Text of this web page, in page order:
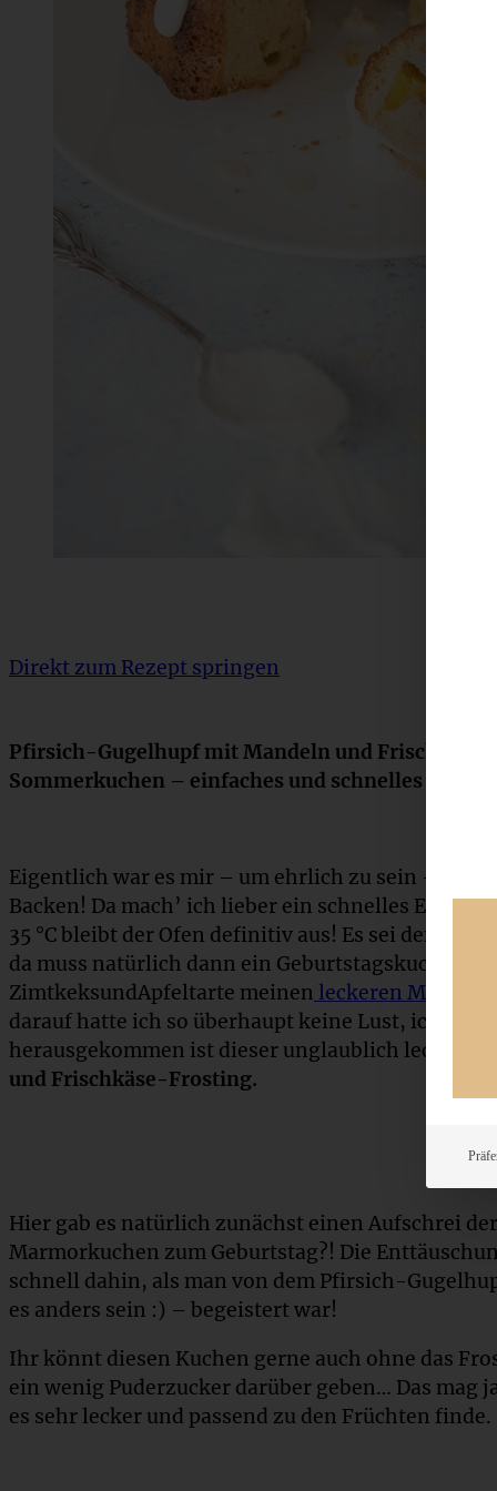
Direkt zum Rezept springen
Pfirsich-Gugelhupf mit Mandeln und
Sommerkuchen – einfaches und schnelles
Eigentlich war es mir – um ehrlich zu sein – in
Backen! Da mach’ ich lieber ein schnelles Eis
35 °C bleibt der Ofen definitiv aus! Es sei denn,
da muss natürlich dann ein Geburtstagskuchen
ZimtkeksundApfeltarte meinen leckeren
darauf hatte ich so überhaupt keine Lust, ich
herausgekommen ist dieser unglaublich leckere
und Frischkäse-Frosting.
Hier gab es natürlich zunächst einen Aufschrei
Marmorkuchen zum Geburtstag?! Die
schnell dahin, als man von dem Pfirsich-
es anders sein :) – begeistert war!
Ihr könnt diesen Kuchen gerne auch ohne das
ein wenig Puderzucker darüber geben… Das mag
es sehr lecker und passend zu den Früchten finde.